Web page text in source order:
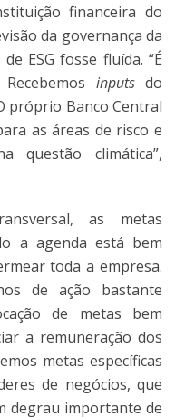
financeira do
da governança da
ESG fosse fluída. “É
inputsdo
próprio Banco Central
as áreas de risco e
questão climática”,
as metas
a agenda está bem
toda a empresa.
de ação bastante
de metas bem
a remuneração dos
metas específicas
de negócios, que
degrau importante de